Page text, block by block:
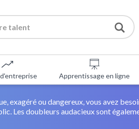
Apprentissage en ligne
exagéré ou dangereux, vous avez
Les doubleurs audacieux sont